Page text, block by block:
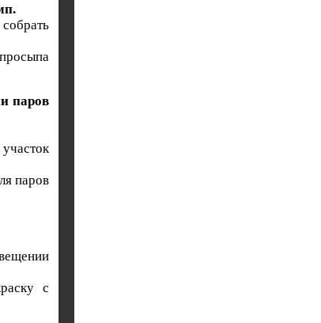
паров
паров
с